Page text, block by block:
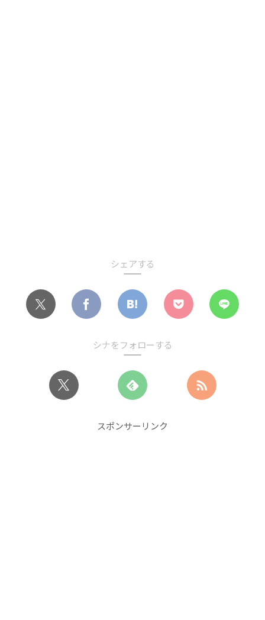
シェアする
シナをフォローする
スポンサーリンク